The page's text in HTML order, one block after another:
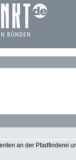
an der Pfadfinderei